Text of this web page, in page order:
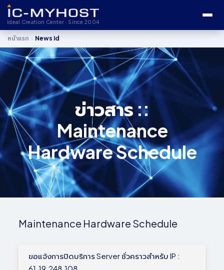
Ideal Creation Center · Since 2004
หน้าแรก › News Id
ข่าวสาร ::
Maintenance
Hardware Schedule
Maintenance Hardware Schedule
ขอแจ้งการปิดบริการ Server ชั่วคราวสำหรับ IP :